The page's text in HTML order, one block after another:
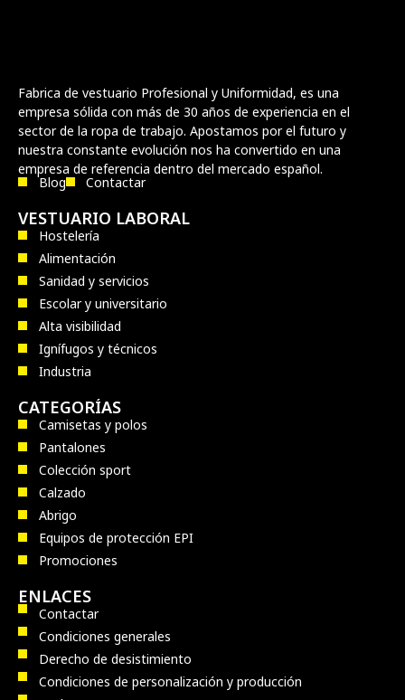
Fabrica de vestuario Profesional y Uniformidad, es una
empresa sólida con más de 30 años de experiencia en el
sector de la ropa de trabajo. Apostamos por el futuro y
nuestra constante evolución nos ha convertido en una
empresa de referencia dentro del mercado español.
Blog Contactar
VESTUARIO LABORAL
Hostelería
Alimentación
Sanidad y servicios
Escolar y universitario
Alta visibilidad
Ignífugos y técnicos
Industria
CATEGORÍAS
Camisetas y polos
Pantalones
Colección sport
Calzado
Abrigo
Equipos de protección EPI
Promociones
ENLACES
Contactar
Condiciones generales
Derecho de desistimiento
Condiciones de personalización y producción